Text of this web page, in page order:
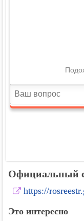
Официальный
https://
Это интересно